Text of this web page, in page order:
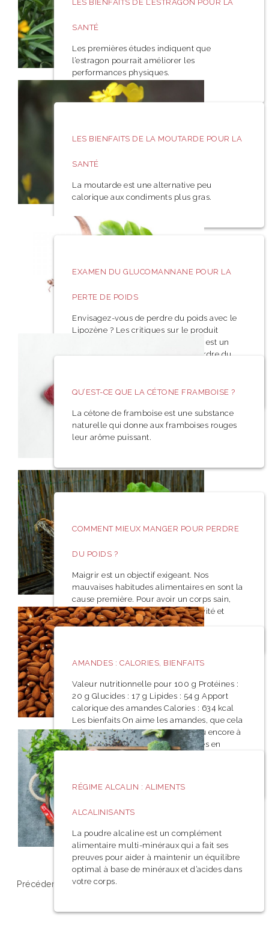
LES BIENFAITS DE L’ESTRAGON POUR LA
SANTÉ
Les premières études indiquent que
l’estragon pourrait améliorer les
performances physiques.
LES BIENFAITS DE LA MOUTARDE POUR LA
SANTÉ
La moutarde est une alternative peu
calorique aux condiments plus gras.
EXAMEN DU GLUCOMANNANE POUR LA
PERTE DE POIDS
Envisagez-vous de perdre du poids avec le
Lipozène ? Les critiques sur le produit
donnent l’impression que la pilule est un
coup d’éclat si vous essayez de perdre du
QU’EST-CE QUE LA CÉTONE FRAMBOISE ?
La cétone de framboise est une substance
naturelle qui donne aux framboises rouges
leur arôme puissant.
COMMENT MIEUX MANGER POUR PERDRE
DU POIDS ?
Maigrir est un objectif exigeant. Nos
mauvaises habitudes alimentaires en sont la
cause première. Pour avoir un corps sain,
deux facteurs sont cruciaux : l’activité et
l’alimentation.
AMANDES : CALORIES, BIENFAITS
Valeur nutritionnelle pour 100 g Protéines :
20 g Glucides : 17 g Lipides : 54 g Apport
calorique des amandes Calories : 634 kcal
Les bienfaits On aime les amandes, que cela
soit au petit-déjeuner, au goûter ou encore à
l’apéritif. On sait qu’elles sont riches en
RÉGIME ALCALIN : ALIMENTS
ALCALINISANTS
La poudre alcaline est un complément
alimentaire multi-minéraux qui a fait ses
preuves pour aider à maintenir un équilibre
optimal à base de minéraux et d’acides dans
votre corps.
Précédent 1 2